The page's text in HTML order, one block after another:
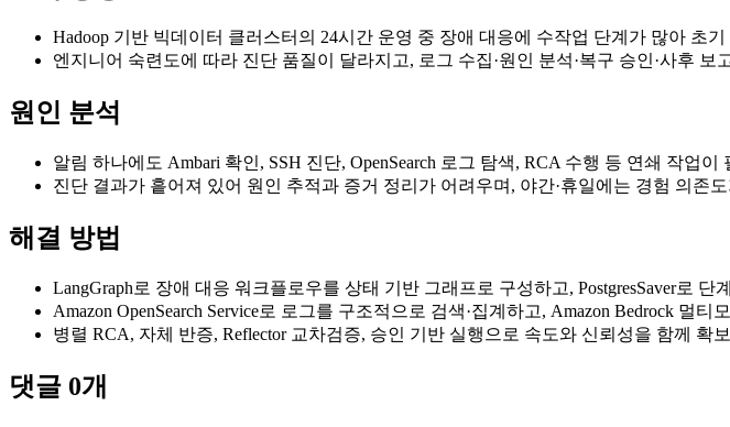
Hadoop 기반 빅데이터 클러스터의 24시간 운영 중 장애 대응에 수작업 단계가 많아 초
엔지니어 숙련도에 따라 진단 품질이 달라지고, 로그 수집·원인 분석·복구 승인·사후 보
원인 분석
알림 하나에도 Ambari 확인, SSH 진단, OpenSearch 로그 탐색, RCA 수행 등 연쇄 작업
진단 결과가 흩어져 있어 원인 추적과 증거 정리가 어려우며, 야간·휴일에는 경험 의존
해결 방법
LangGraph로 장애 대응 워크플로우를 상태 기반 그래프로 구성하고, PostgresSaver로 단
Amazon OpenSearch Service로 로그를 구조적으로 검색·집계하고, Amazon Bedrock 멀티
병렬 RCA, 자체 반증, Reflector 교차검증, 승인 기반 실행으로 속도와 신뢰성을 함께 확보
댓글 0개